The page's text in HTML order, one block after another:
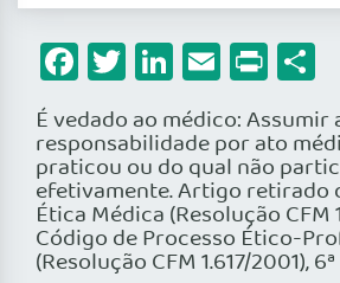
Facebook
Twitter
LinkedIn
Email
Print
É vedado ao médico: Assumir
responsabilidade por ato
praticou ou do qual não
efetivamente. Artigo retirado
Ética Médica (Resolução CFM
Código de Processo Ético-
(Resolução CFM 1.617/2001),